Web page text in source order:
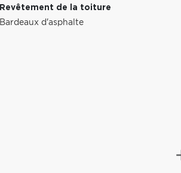
Revêtement de la toiture
Bardeaux d'asphalte